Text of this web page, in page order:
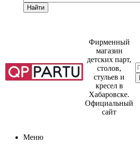
Найти
Фирменный
магазин
детских парт,
столов,
стульев и
кресел в
Хабаровске.
Официальный
сайт
Меню